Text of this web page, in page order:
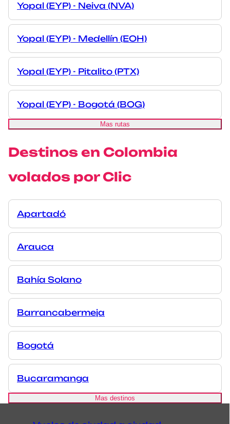
Yopal (EYP) - Neiva (NVA)
Yopal (EYP) - Medellín (EOH)
Yopal (EYP) - Pitalito (PTX)
Yopal (EYP) - Bogotá (BOG)
Mas rutas
Destinos en Colombia
volados por Clic
Apartadó
Arauca
Bahía Solano
Barrancabermeja
Bogotá
Bucaramanga
Mas destinos